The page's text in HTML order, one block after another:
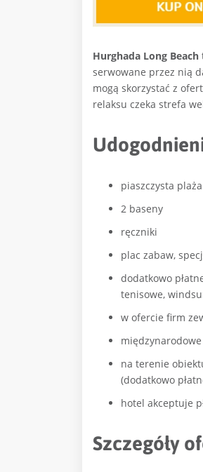
Hurghada Long Beach
serwowane przez nią
mogą skorzystać z
relaksu czeka strefa
piaszczysta plaża
2 baseny
ręczniki
plac zabaw,
dodatkowo
tenisowe,
w ofercie firm
na terenie
(dodatkowo
hotel akceptuje
Szczegóły